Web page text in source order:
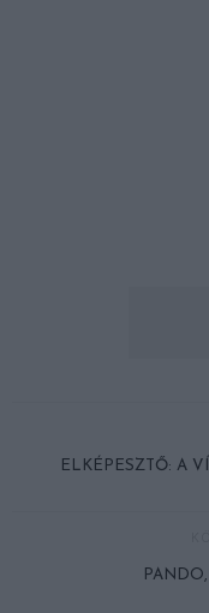
ELKÉPESZTŐ: A
PANDO,